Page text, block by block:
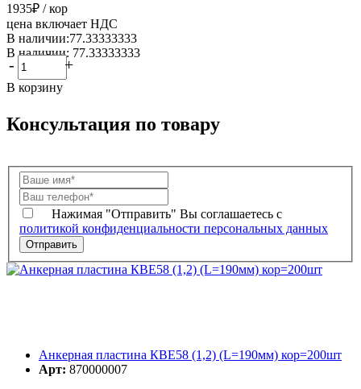
1935₽ / кор
цена включает НДС
В наличии:77.33333333
В наличии: 77.33333333
- +
В корзину
Консультация по товару
Нажимая "Отправить" Вы соглашаетесь с
политикой конфиденциальности персональных данных
Анкерная пластина КВЕ58 (1,2) (L=190мм) кор=200шт
Арт: 870000007